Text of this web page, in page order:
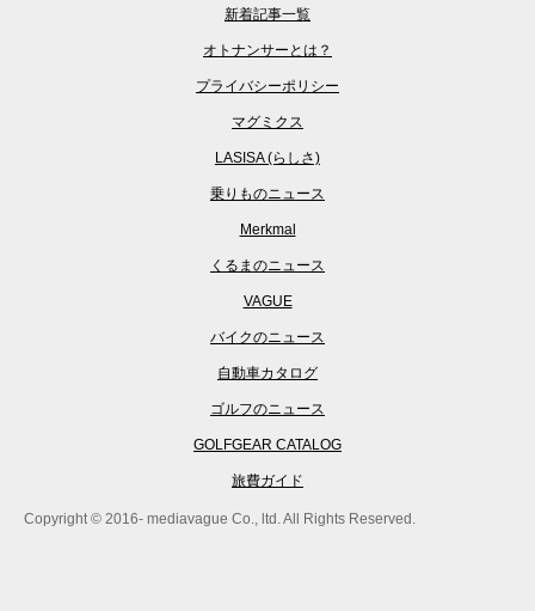
新着記事一覧
オトナンサーとは？
プライバシーポリシー
マグミクス
LASISA (らしさ)
乗りものニュース
Merkmal
くるまのニュース
VAGUE
バイクのニュース
自動車カタログ
ゴルフのニュース
GOLFGEAR CATALOG
旅費ガイド
Copyright © 2016- mediavague Co., ltd. All Rights Reserved.